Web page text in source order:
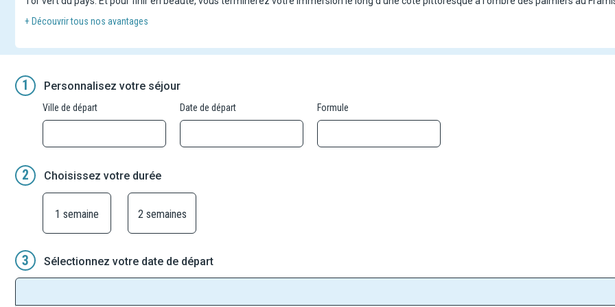
Pour plus de flexibilité, ce combiné est disponible en plusieurs durées :
- Le programmeen 9 nuitsinclut le circuit de 3 nuits suivi d'un séjour de 6 nuits au Framissima Turyaa.
- Le programmeen 12 nuits inclut le circuit de 3 nuits suivi d'un séjour de 9 nuits au Framissima Turyaa.
+ Découvrir tous nos avantages
1 Personnalisez votre séjour
Ville de départ Date de départ Formule
2 Choisissez votre durée
1 semaine 2 semaines
3 Sélectionnez votre date de départ